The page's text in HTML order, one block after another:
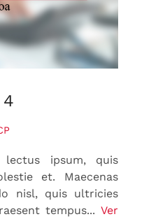
4
lectus ipsum, quis
et. Maecenas
nisl, quis ultricies
tempus... Ver